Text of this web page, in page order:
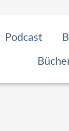
Podcast